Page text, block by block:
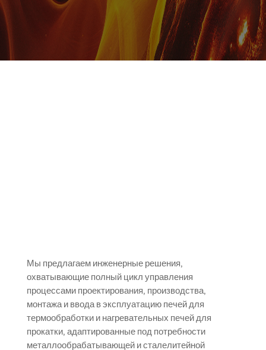
Мы предлагаем инженерные решения,
охватывающие полный цикл управления
процессами проектирования, производства,
монтажа и ввода в эксплуатацию печей для
термообработки и нагревательных печей для
прокатки, адаптированные под потребности
металлообрабатывающей и сталелитейной